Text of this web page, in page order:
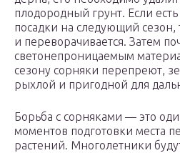
плодородный грунт. Если
посадки на следующий сезон,
и переворачивается. Затем
светонепроницаемым
сезону сорняки перепреют,
рыхлой и пригодной для
Борьба с сорняками — это
моментов подготовки места
растений. Многолетники